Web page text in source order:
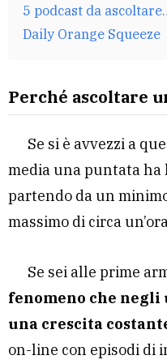
5 podcast da
Daily Orange Squeeze
Perché ascoltare
Se si è avvezzi a
media una puntata
partendo da un
massimo di circa
Se sei alle prime
fenomeno che
una crescita
on-line con episodi di